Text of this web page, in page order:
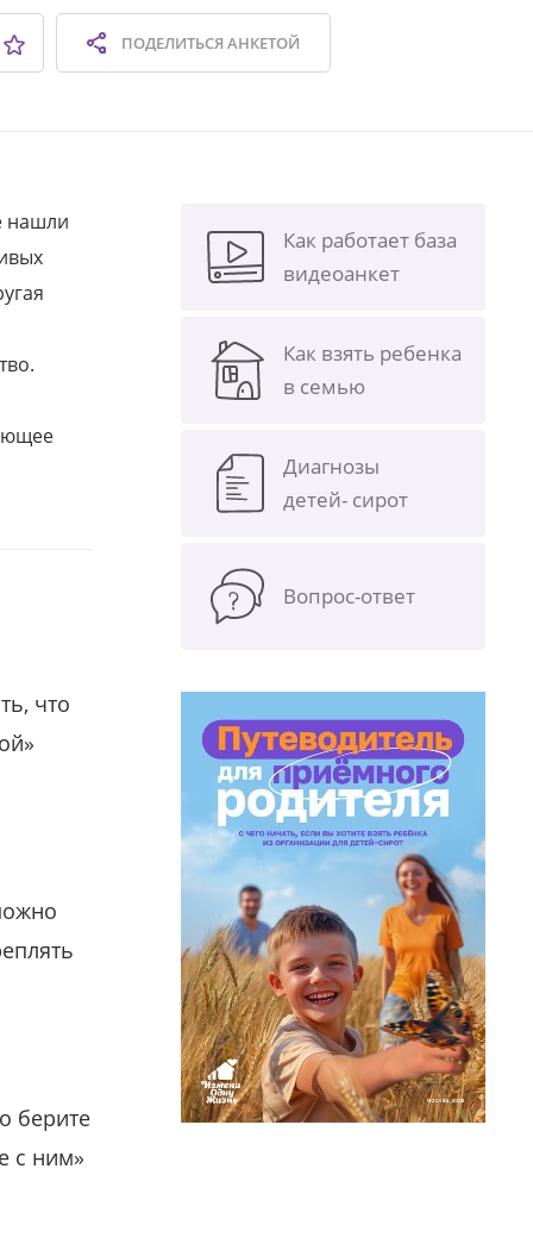
ПОДЕЛИТЬСЯАНКЕТОЙ
нашли
что
берите
с ним»
Как работает база
видеоанкет
Как взять ребенка
в семью
Диагнозы
детей- сирот
Вопрос-ответ